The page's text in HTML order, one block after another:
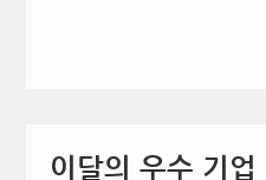
이달의 우수 기업